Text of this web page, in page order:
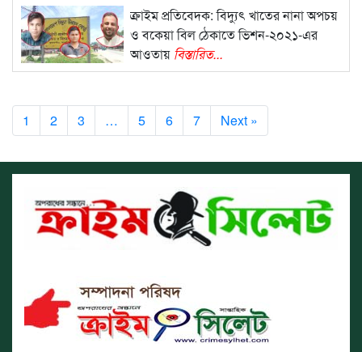
ক্রাইম প্রতিবেদক: বিদ্যুৎ খাতের নানা অপচয়
ও বকেয়া বিল ঠেকাতে ভিশন-২০২১-এর
আওতায় বিস্তারিত...
1 2 3 … 5 6 7 Next »